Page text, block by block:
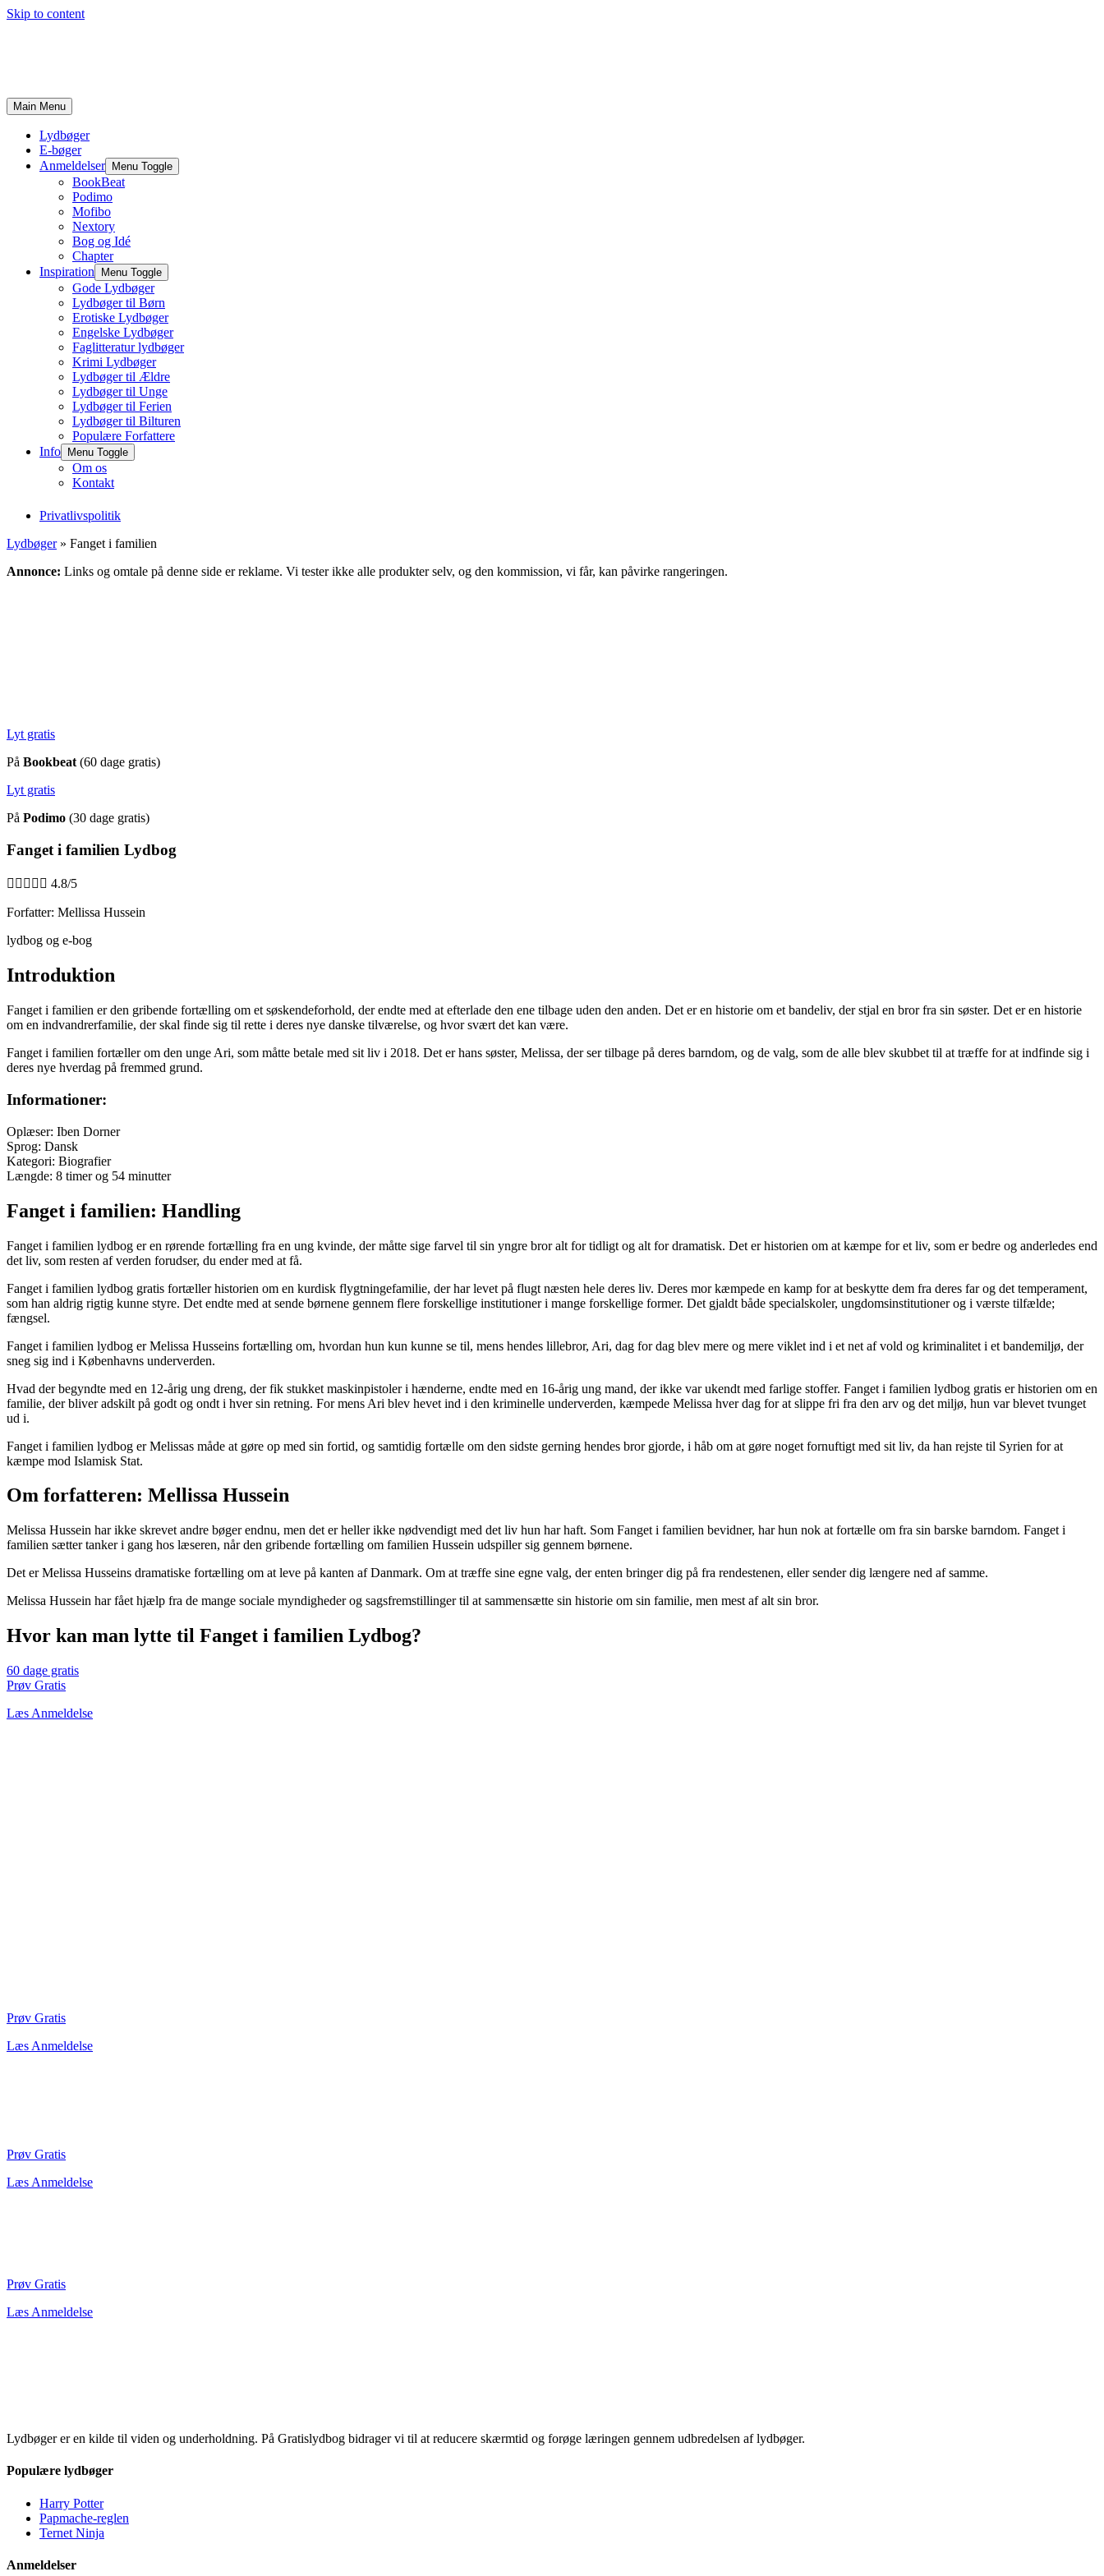
Skip to content
Main Menu
Lydbøger
E-bøger
Anmeldelser
Menu Toggle
BookBeat
Podimo
Mofibo
Nextory
Bog og Idé
Chapter
Inspiration
Menu Toggle
Gode Lydbøger
Lydbøger til Børn
Erotiske Lydbøger
Engelske Lydbøger
Faglitteratur lydbøger
Krimi Lydbøger
Lydbøger til Ældre
Lydbøger til Unge
Lydbøger til Ferien
Lydbøger til Bilturen
Populære Forfattere
Info
Menu Toggle
Om os
Kontakt
Privatlivspolitik
Lydbøger» Fanget i familien
Annonce: Links og omtale på denne side er reklame. Vi tester ikke alle produkter selv, og den kommission, vi får, kan påvirke rangeringen.
Lyt gratis
På Bookbeat (60 dage gratis)
Lyt gratis
På Podimo (30 dage gratis)
Fanget i familien Lydbog
     4.8/5
Forfatter: Mellissa Hussein
lydbog og e-bog
Introduktion
Fanget i familien er den gribende fortælling om et søskendeforhold, der endte med at efterlade den ene tilbage uden den anden. Det er en historie om et bandeliv, der stjal en bror fra sin søster. Det er en historie
om en indvandrerfamilie, der skal finde sig til rette i deres nye danske tilværelse, og hvor svært det kan være.
Fanget i familien fortæller om den unge Ari, som måtte betale med sit liv i 2018. Det er hans søster, Melissa, der ser tilbage på deres barndom, og de valg, som de alle blev skubbet til at træffe for at indfinde sig i
deres nye hverdag på fremmed grund.
Informationer:
Oplæser: Iben Dorner
Sprog: Dansk
Kategori: Biografier
Længde: 8 timer og 54 minutter
Fanget i familien: Handling
Fanget i familien lydbog er en rørende fortælling fra en ung kvinde, der måtte sige farvel til sin yngre bror alt for tidligt og alt for dramatisk. Det er historien om at kæmpe for et liv, som er bedre og anderledes end
det liv, som resten af verden forudser, du ender med at få.
Fanget i familien lydbog gratis fortæller historien om en kurdisk flygtningefamilie, der har levet på flugt næsten hele deres liv. Deres mor kæmpede en kamp for at beskytte dem fra deres far og det temperament,
som han aldrig rigtig kunne styre. Det endte med at sende børnene gennem flere forskellige institutioner i mange forskellige former. Det gjaldt både specialskoler, ungdomsinstitutioner og i værste tilfælde;
fængsel.
Fanget i familien lydbog er Melissa Husseins fortælling om, hvordan hun kun kunne se til, mens hendes lillebror, Ari, dag for dag blev mere og mere viklet ind i et net af vold og kriminalitet i et bandemiljø, der
sneg sig ind i Københavns underverden.
Hvad der begyndte med en 12-årig ung dreng, der fik stukket maskinpistoler i hænderne, endte med en 16-årig ung mand, der ikke var ukendt med farlige stoffer. Fanget i familien lydbog gratis er historien om en
familie, der bliver adskilt på godt og ondt i hver sin retning. For mens Ari blev hevet ind i den kriminelle underverden, kæmpede Melissa hver dag for at slippe fri fra den arv og det miljø, hun var blevet tvunget
ud i.
Fanget i familien lydbog er Melissas måde at gøre op med sin fortid, og samtidig fortælle om den sidste gerning hendes bror gjorde, i håb om at gøre noget fornuftigt med sit liv, da han rejste til Syrien for at
kæmpe mod Islamisk Stat.
Om forfatteren: Mellissa Hussein
Melissa Hussein har ikke skrevet andre bøger endnu, men det er heller ikke nødvendigt med det liv hun har haft. Som Fanget i familien bevidner, har hun nok at fortælle om fra sin barske barndom. Fanget i
familien sætter tanker i gang hos læseren, når den gribende fortælling om familien Hussein udspiller sig gennem børnene.
Det er Melissa Husseins dramatiske fortælling om at leve på kanten af Danmark. Om at træffe sine egne valg, der enten bringer dig på fra rendestenen, eller sender dig længere ned af samme.
Melissa Hussein har fået hjælp fra de mange sociale myndigheder og sagsfremstillinger til at sammensætte sin historie om sin familie, men mest af alt sin bror.
Hvor kan man lytte til Fanget i familien Lydbog?
60 dage gratis
Prøv Gratis
Læs Anmeldelse
Prøv Gratis
Læs Anmeldelse
Prøv Gratis
Læs Anmeldelse
Prøv Gratis
Læs Anmeldelse
Lydbøger er en kilde til viden og underholdning. På Gratislydbog bidrager vi til at reducere skærmtid og forøge læringen gennem udbredelsen af lydbøger.
Populære lydbøger
Harry Potter
Papmache-reglen
Ternet Ninja
Anmeldelser